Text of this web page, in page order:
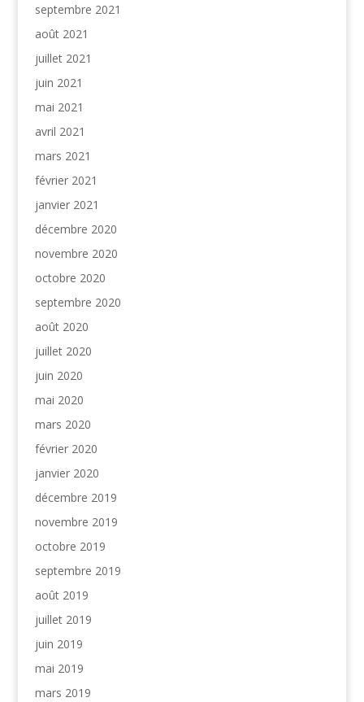
septembre 2021
août 2021
juillet 2021
juin 2021
mai 2021
avril 2021
mars 2021
février 2021
janvier 2021
décembre 2020
novembre 2020
octobre 2020
septembre 2020
août 2020
juillet 2020
juin 2020
mai 2020
mars 2020
février 2020
janvier 2020
décembre 2019
novembre 2019
octobre 2019
septembre 2019
août 2019
juillet 2019
juin 2019
mai 2019
mars 2019